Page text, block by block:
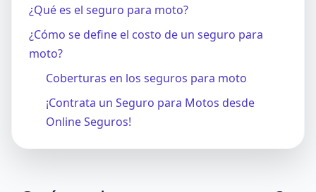
¿Qué es el seguro para moto?
¿Cómo se define el costo de un seguro para
moto?
Coberturas en los seguros para moto
¡Contrata un Seguro para Motos desde
Online Seguros!